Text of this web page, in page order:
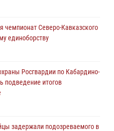
подразделений
навыки
чемпионат Северо-Кавказского
единоборству
Росгвардии по Кабардино-
подведение итогов
задержали подозреваемого в